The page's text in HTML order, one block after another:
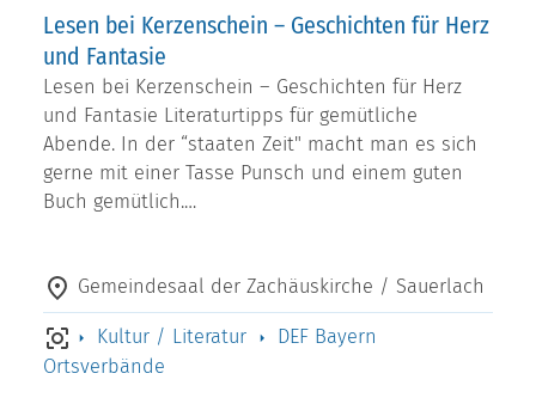
Lesen bei Kerzenschein – Geschichten für Herz
und Fantasie
Lesen bei Kerzenschein – Geschichten für Herz
und Fantasie Literaturtipps für gemütliche
Abende. In der “staaten Zeit" macht man es sich
gerne mit einer Tasse Punsch und einem guten
Buch gemütlich.…
Gemeindesaal der Zachäuskirche / Sauerlach
Kultur / Literatur
DEF Bayern
Ortsverbände